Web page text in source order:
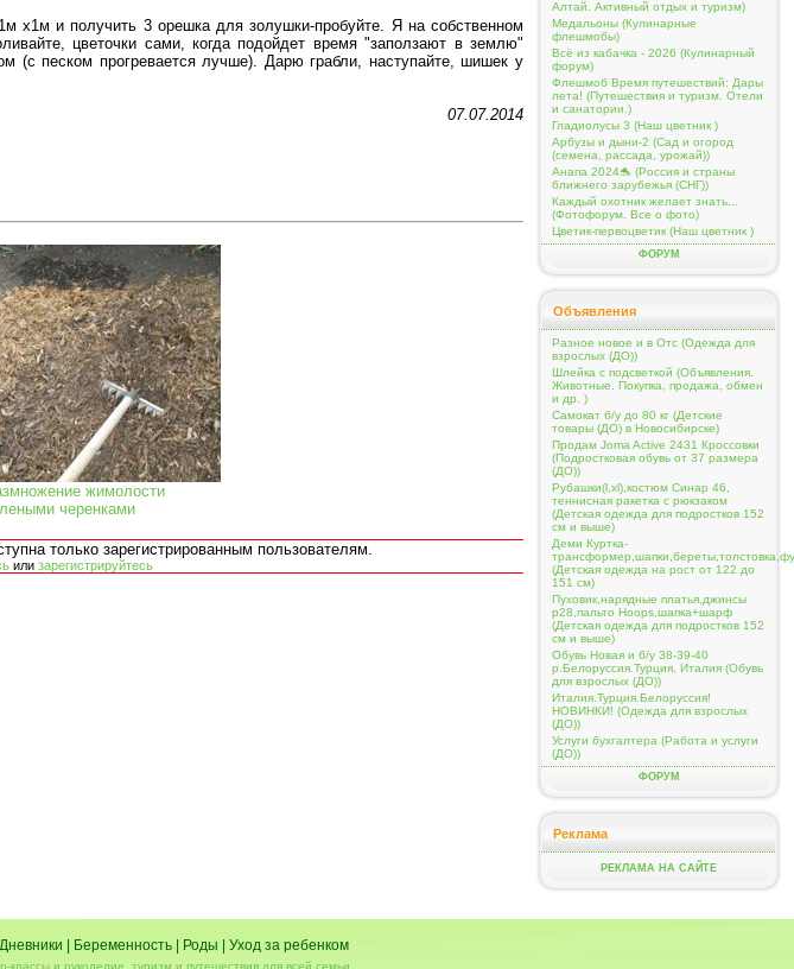
х1м и получить 3 орешка для золушки-пробуйте. Я на собственном
цветочки сами, когда подойдет время "заползают в землю"
(с песком прогревается лучше). Дарю грабли, наступайте, шишек у
07.07.2014
жимолости
черенками
только зарегистрированным пользователям.
или зарегистрируйтесь
Алтай. Активный отдых и туризм)
Медальоны (Кулинарные
флешмобы)
Всё из кабачка - 2026 (Кулинарный
форум)
Флешмоб Время путешествий: Дары
лета! (Путешествия и туризм. Отели
и санатории.)
Гладиолусы 3 (Наш цветник )
Арбузы и дыни-2 (Сад и огород
(семена, рассада, урожай))
Анапа 2024🐬 (Россия и страны
ближнего зарубежья (СНГ))
Каждый охотник желает знать...
(Фотофорум. Все о фото)
Цветик-первоцветик (Наш цветник )
ФОРУМ
Объявления
Разное новое и в Отс (Одежда для
взрослых (ДО))
Шлейка с подсветкой (Объявления.
Животные. Покупка, продажа, обмен
и др. )
Самокат б/у до 80 кг (Детские
товары (ДО) в Новосибирске)
Продам Joma Active 2431 Кроссовки
(Подростковая обувь от 37 размера
(ДО))
Рубашки(l,xl),костюм Синар 46,
теннисная ракетка с рюкзаком
(Детская одежда для подростков 152
см и выше)
Деми Куртка-
(Детская одежда на рост от 122 до
151 см)
Пуховик,нарядные платья,джинсы
р28,пальто Hoops,шапка+шарф
(Детская одежда для подростков 152
см и выше)
Обувь Новая и б/у 38-39-40
р.Белоруссия.Турция, Италия (Обувь
для взрослых (ДО))
Италия.Турция.Белоруссия!
НОВИНКИ! (Одежда для взрослых
(ДО))
Услуги бухгалтера (Работа и услуги
(ДО))
ФОРУМ
Реклама
РЕКЛАМА НА САЙТЕ
Дневники Беременность| Роды Уход за ребенком
и рукоделие, туризм и путешествия для всей семьи.